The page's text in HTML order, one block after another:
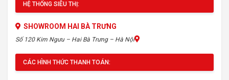
HỆ THỐNG SIÊU THỊ:
SHOWROOM HAI BÀ TRƯNG
Số 120 Kim Ngưu – Hai Bà Trưng – Hà Nội
CÁC HÌNH THỨC THANH TOÁN: